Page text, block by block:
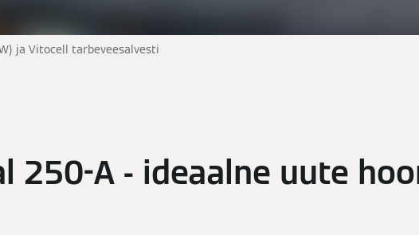
ja Vitocell tarbeveesalvesti
250-A - ideaalne uute